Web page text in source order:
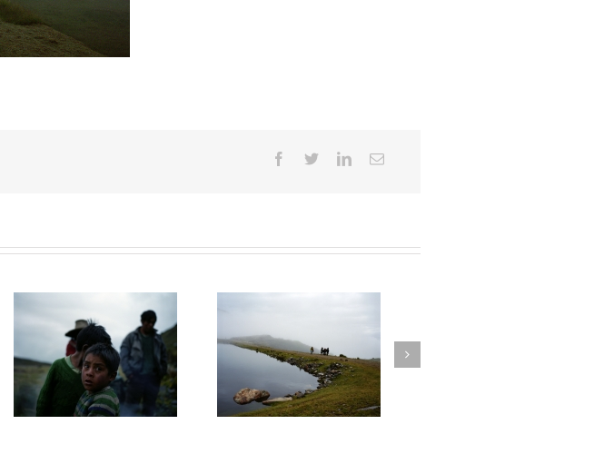
La montagne du silence #026 La montagne du silence #025